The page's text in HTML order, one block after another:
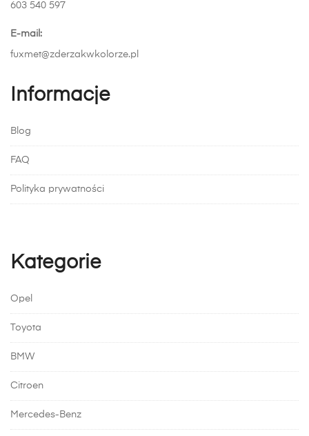
603 540 597
E-mail:
fuxmet@zderzakwkolorze.pl
Informacje
Blog
FAQ
Polityka prywatności
Kategorie
Opel
Toyota
BMW
Citroen
Mercedes-Benz